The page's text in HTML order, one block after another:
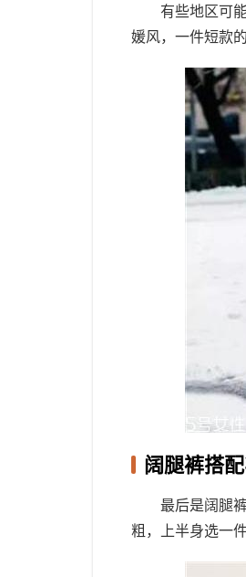
有些地区可
媛风，一件短款
阔腿裤搭
最后是阔腿
粗，上半身选一